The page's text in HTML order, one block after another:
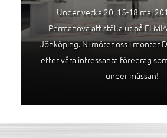
Under vecka 20, 15-18 maj
Permanova att ställa ut på
Jönköping. Ni möter oss i monter
efter våra intressanta föredrag
under mässan!